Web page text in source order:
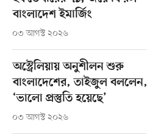
বাংলাদেশ ইমার্জিং
০৩ আগস্ট ২০২৬
অস্ট্রেলিয়ায় অনুশীলন শুরু
বাংলাদেশের, তাইজুল বললেন,
‘ভালো প্রস্তুতি হয়েছে’
০৩ আগস্ট ২০২৬